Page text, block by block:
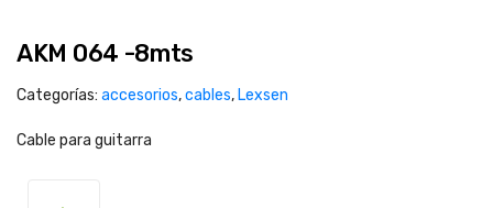
AKM 064 -8mts
Categorías: accesorios,cables, Lexsen
Cable para guitarra